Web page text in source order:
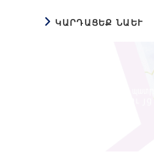
ԿԱՐԴԱՑԵՔ ՆԱԵՒ